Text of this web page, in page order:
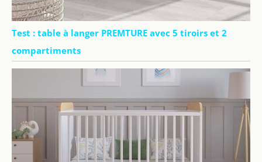
Test : table à langer PREMTURE avec 5 tiroirs et 2
compartiments